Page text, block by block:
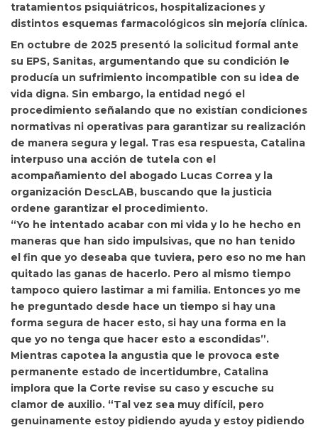
tratamientos psiquiátricos, hospitalizaciones y
distintos esquemas farmacológicos sin mejoría clínica.
En octubre de 2025 presentó la solicitud formal ante
su EPS, Sanitas, argumentando que su condición le
producía un sufrimiento incompatible con su idea de
vida digna. Sin embargo, la entidad negó el
procedimiento señalando que no existían condiciones
normativas ni operativas para garantizar su realización
de manera segura y legal. Tras esa respuesta, Catalina
interpuso una acción de tutela con el
acompañamiento del abogado Lucas Correa y la
organización DescLAB, buscando que la justicia
ordene garantizar el procedimiento.
“Yo he intentado acabar con mi vida y lo he hecho en
maneras que han sido impulsivas, que no han tenido
el fin que yo deseaba que tuviera, pero eso no me han
quitado las ganas de hacerlo. Pero al mismo tiempo
tampoco quiero lastimar a mi familia. Entonces yo me
he preguntado desde hace un tiempo si hay una
forma segura de hacer esto, si hay una forma en la
que yo no tenga que hacer esto a escondidas”.
Mientras capotea la angustia que le provoca este
permanente estado de incertidumbre, Catalina
implora que la Corte revise su caso y escuche su
clamor de auxilio. “Tal vez sea muy difícil, pero
genuinamente estoy pidiendo ayuda y estoy pidiendo